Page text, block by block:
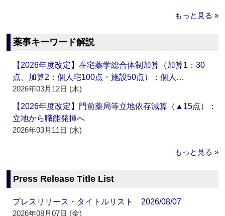
もっと見る »
薬事キーワード解説
【2026年度改定】在宅薬学総合体制加算（加算1：30
点、加算2：個人宅100点・施設50点）：個人…
2026年03月12日 (木)
【2026年度改定】門前薬局等立地依存減算（▲15点）：
立地から職能発揮へ
2026年03月11日 (水)
もっと見る »
Press Release Title List
プレスリリース・タイトルリスト 2026/08/07
2026年08月07日 (金)